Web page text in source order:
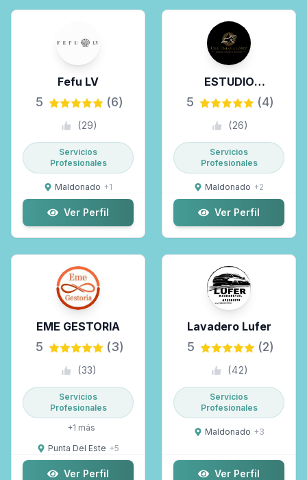
Fefu LV
5 (6)
(29)
Servicios
Profesionales
Maldonado +1
Ver Perfil
ESTUDIO
CONTABLE-
Contadora-
Contador
5 (4)
(26)
Servicios
Profesionales
Maldonado +2
Ver Perfil
EME GESTORIA
5 (3)
(33)
Servicios
Profesionales
+1 más
Punta Del Este +5
Ver Perfil
Lavadero Lufer
5 (2)
(42)
Servicios
Profesionales
Maldonado +3
Ver Perfil